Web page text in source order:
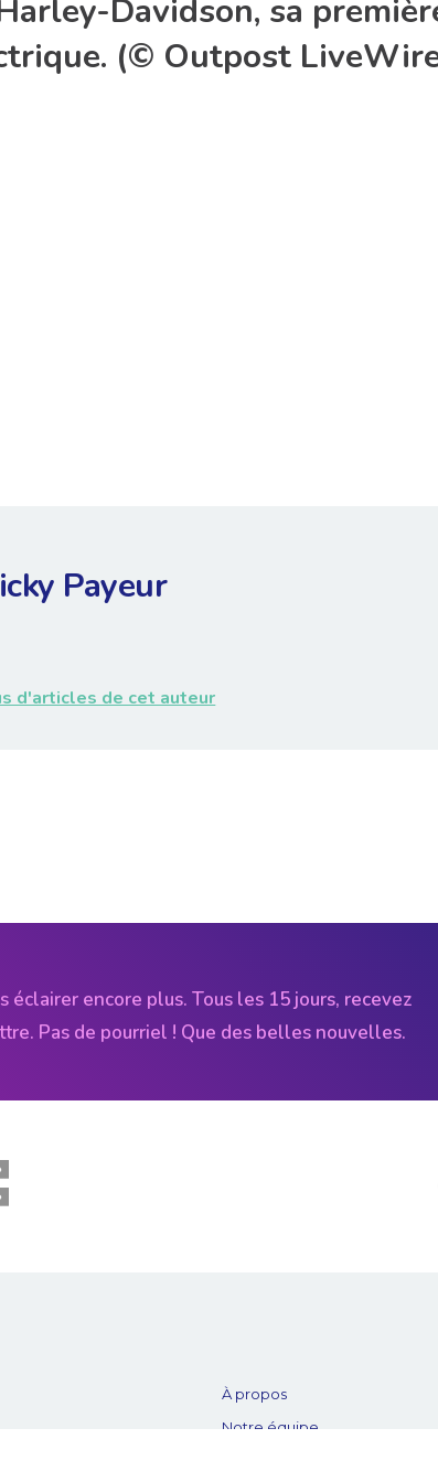
Davidson, sa
(© Outpost
Payeur
d'articles de cet auteur
éclairer encore plus. Tous les 15 jours, recevez
Pas de pourriel ! Que des belles nouvelles.
À propos
Notre équipe